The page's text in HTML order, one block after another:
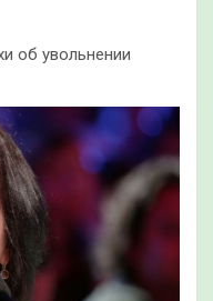
об увольнении